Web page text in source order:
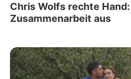
Chris Wolfs rechte
Zusammenarbeit aus